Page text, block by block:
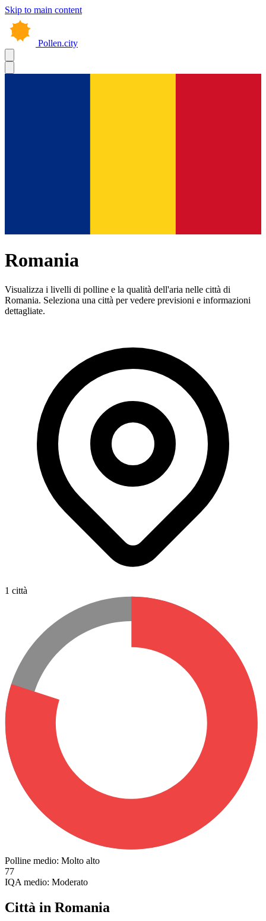
Skip to main content
Pollen.city
Romania
Visualizza i livelli di polline e la qualità dell'aria nelle città di
Romania. Seleziona una città per vedere previsioni e informazioni
dettagliate.
1 città
Polline medio: Molto alto
77
IQA medio: Moderato
Città in Romania